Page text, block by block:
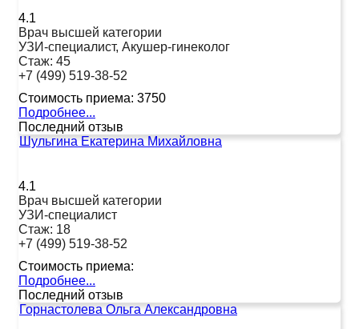
4.1
Врач высшей категории
УЗИ-специалист, Акушер-гинеколог
Стаж: 45
+7 (499) 519-38-52
Стоимость приема: 3750
Подробнее...
Последний отзыв
Шульгина Екатерина Михайловна
4.1
Врач высшей категории
УЗИ-специалист
Стаж: 18
+7 (499) 519-38-52
Стоимость приема:
Подробнее...
Последний отзыв
Горнастолева Ольга Александровна